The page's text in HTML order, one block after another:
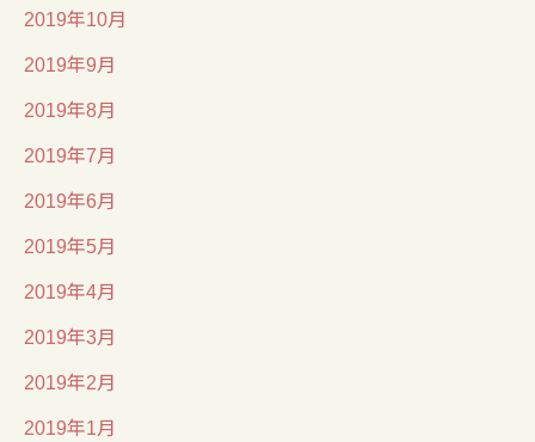
2019年10月
2019年9月
2019年8月
2019年7月
2019年6月
2019年5月
2019年4月
2019年3月
2019年2月
2019年1月